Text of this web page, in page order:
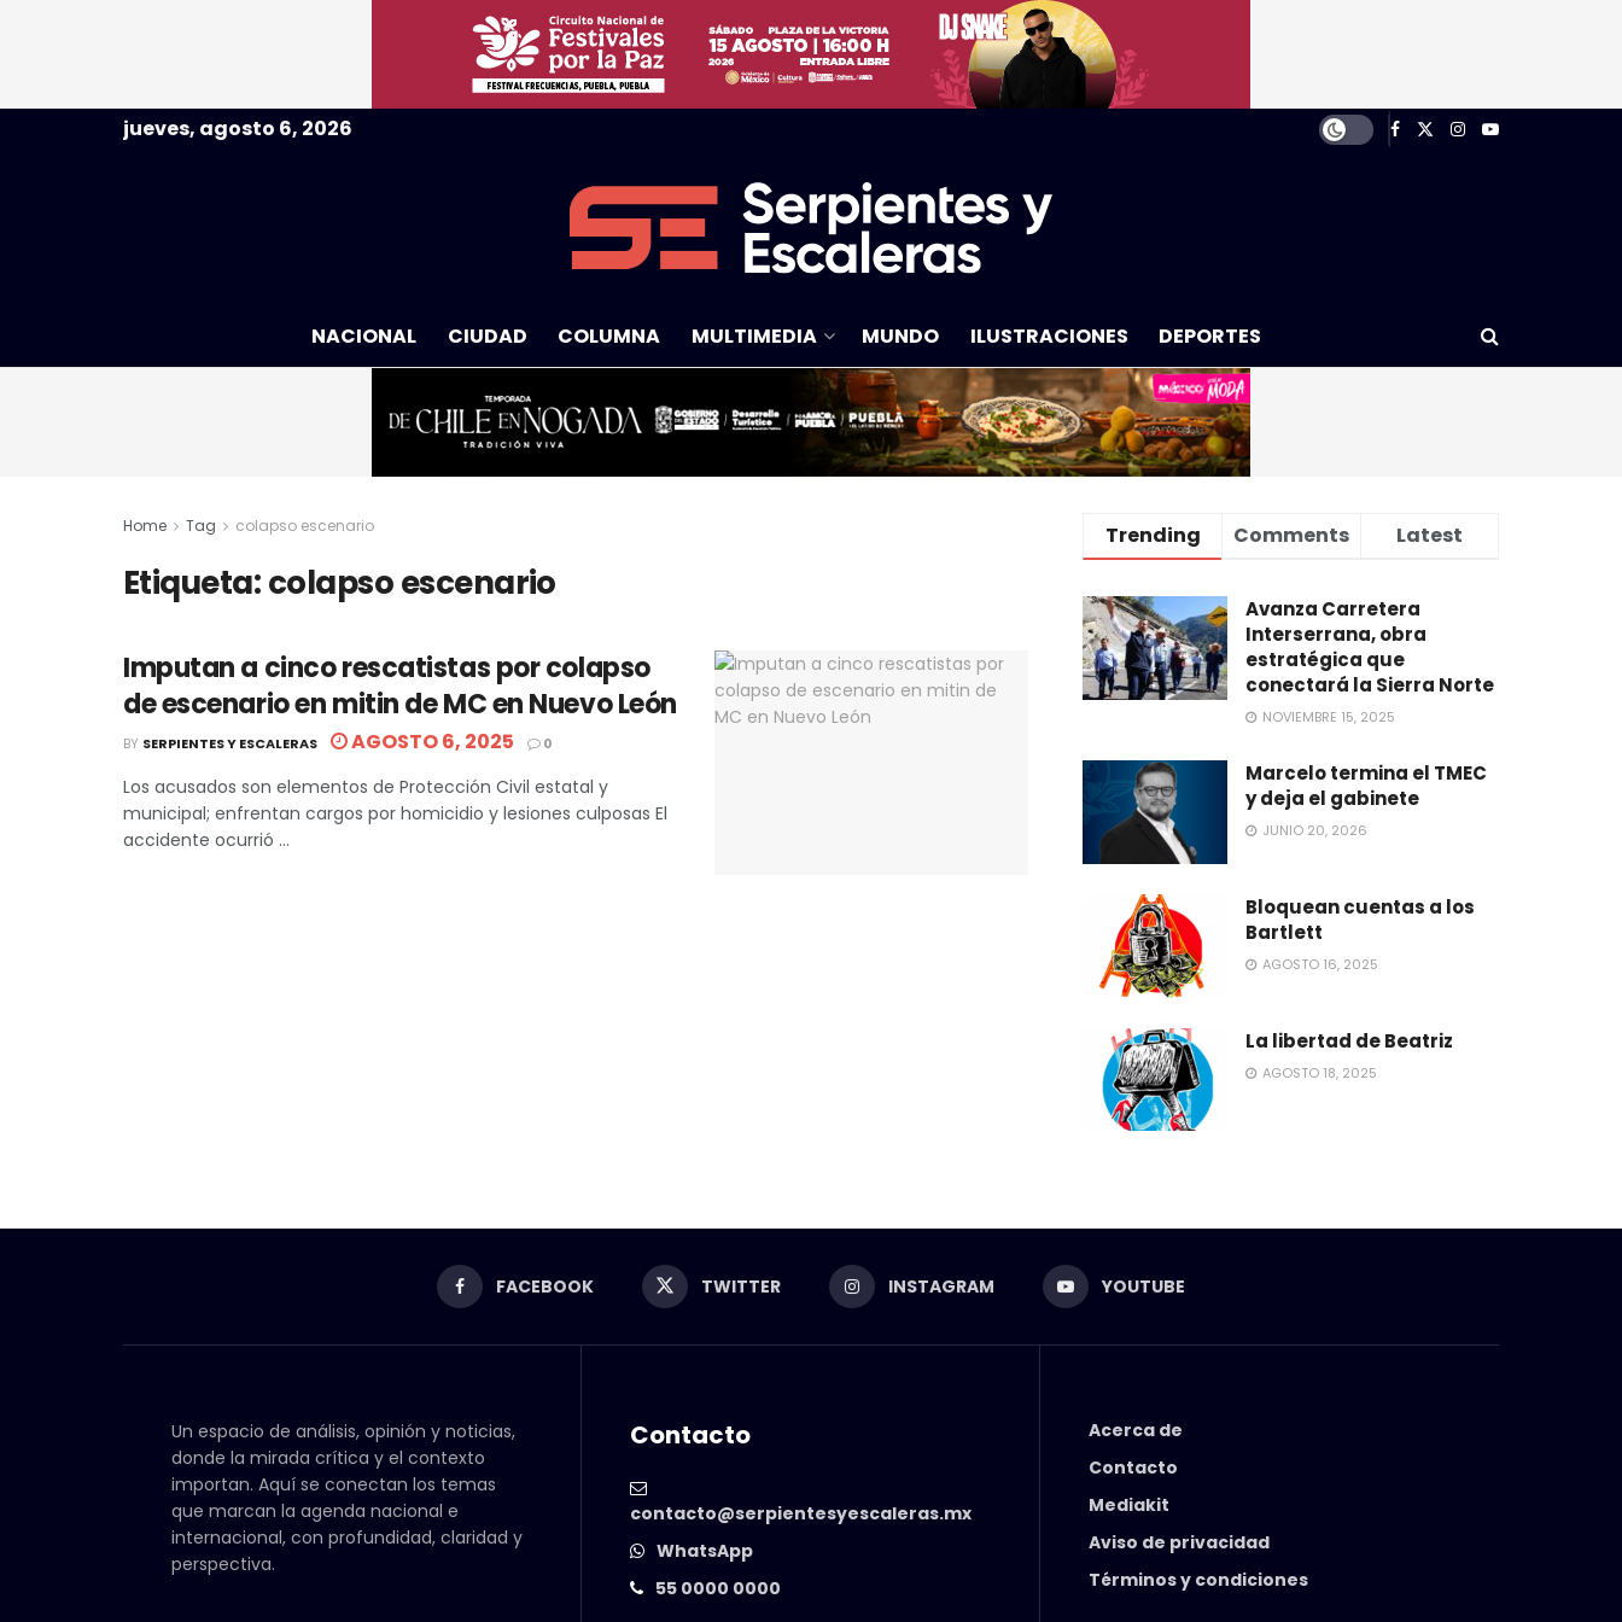
jueves, agosto 6, 2026
NACIONAL CIUDAD COLUMNA MULTIMEDIA MUNDO ILUSTRACIONES DEPORTES
Home Tag colapso escenario
Etiqueta:colapso escenario
Imputan a cinco rescatistas por colapso
de escenario en mitin de MC en Nuevo León
BY SERPIENTES Y ESCALERAS AGOSTO 6, 2025 0
Los acusados son elementos de Protección Civil estatal y
municipal; enfrentan cargos por homicidio y lesiones culposas El
accidente ocurrió ...
Trending Comments Latest
Avanza Carretera
Interserrana, obra
estratégica que
conectará la Sierra Norte
NOVIEMBRE 15, 2025
Marcelo termina el TMEC
y deja el gabinete
JUNIO 20, 2026
Bloquean cuentas a los
Bartlett
AGOSTO 16, 2025
La libertad de Beatriz
AGOSTO 18, 2025
FACEBOOK TWITTER INSTAGRAM YOUTUBE
Un espacio de análisis, opinión y noticias,
donde la mirada crítica y el contexto
importan. Aquí se conectan los temas
que marcan la agenda nacional e
internacional, con profundidad, claridad y
perspectiva.
Contacto
contacto@serpientesyescaleras.mx
WhatsApp
55 0000 0000
Acerca de
Contacto
Mediakit
Aviso de privacidad
Términos y condiciones